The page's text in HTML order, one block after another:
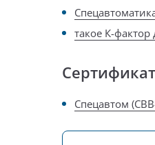
такое К-
Спецавтом